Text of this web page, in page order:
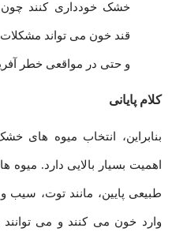
خشک خودداری کنند
قند خون می تواند
و حتی در مواقعی خطر
کلام پایانی
بنابراین، انتخاب میوه های
اهمیت بسیار بالایی دارد. میوه
طبیعی پایین، مانند توت، سیب و
وارد خون می کنند و می